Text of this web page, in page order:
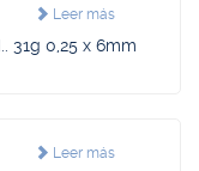
Leer más
31g 0,25 x 6mm
Leer más